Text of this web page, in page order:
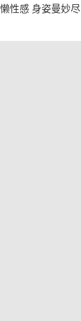
性感 身姿曼妙尽